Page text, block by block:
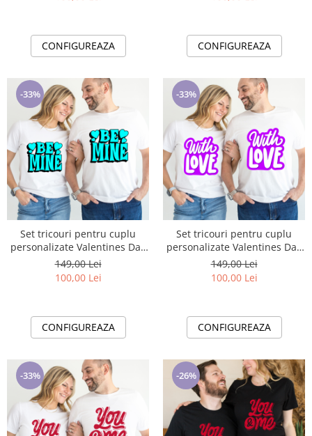
CONFIGUREAZA CONFIGUREAZA
-33%
Set tricouri pentru cuplu
personalizate Valentines Day
VD2415 Be Mine
149,00 Lei
100,00 Lei
CONFIGUREAZA
-33%
Set tricouri pentru cuplu
personalizate Valentines Day
VD2416 With love
149,00 Lei
100,00 Lei
CONFIGUREAZA
-33% -26%